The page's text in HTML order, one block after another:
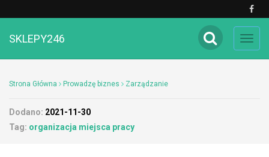
SKLEPY246
Strona Główna Prowadzę biznes Zarządzanie
Dodano: 2021-11-30
Tag: organizacja miejsca pracy